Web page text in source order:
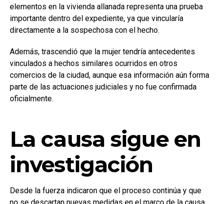
elementos en la vivienda allanada representa una prueba
importante dentro del expediente, ya que vincularía
directamente a la sospechosa con el hecho.
Además, trascendió que la mujer tendría antecedentes
vinculados a hechos similares ocurridos en otros
comercios de la ciudad, aunque esa información aún forma
parte de las actuaciones judiciales y no fue confirmada
oficialmente.
La causa sigue en
investigación
Desde la fuerza indicaron que el proceso continúa y que